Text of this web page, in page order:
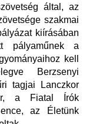
által, az
szakmai
kiírásában
pályaműnek a
kell
Berzsenyi
tagjai Lanczkor
a Fiatal Írók
az Életünk